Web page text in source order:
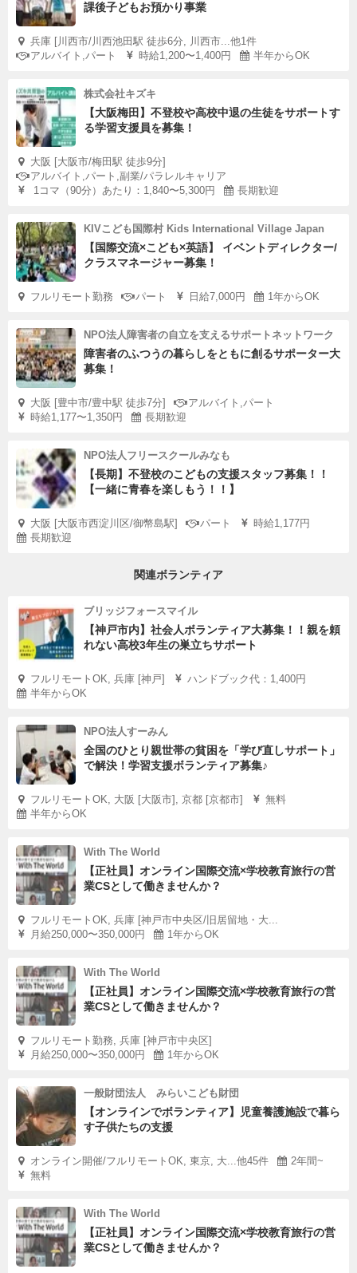
課後子どもお預かり事業
兵庫 [川西市/川西池田駅 徒歩6分, 川西市...他1件
アルバイト,パート
時給1,200〜1,400円 半年からOK
株式会社キズキ
【大阪梅田】不登校や高校中退の生徒をサポートす
る学習支援員を募集！
大阪 [大阪市/梅田駅 徒歩9分]
アルバイト,パート,副業/パラレルキャリア
1コマ（90分）あたり：1,840〜5,300円
長期歓迎
KIVこども国際村 Kids International Village Japan
【国際交流×こども×英語】 イベントディレクター/
クラスマネージャー募集！
フルリモート勤務 パート 日給7,000円 1年からOK
NPO法人障害者の自立を支えるサポートネットワーク
障害者のふつうの暮らしをともに創るサポーター大
募集！
大阪 [豊中市/豊中駅 徒歩7分]
アルバイト,パート
時給1,177〜1,350円
長期歓迎
NPO法人フリースクールみなも
【長期】不登校のこどもの支援スタッフ募集！！
【一緒に青春を楽しもう！！】
大阪 [大阪市西淀川区/御幣島駅] パート
時給1,177円
長期歓迎
関連ボランティア
ブリッジフォースマイル
【神戸市内】社会人ボランティア大募集！！親を頼
れない高校3年生の巣立ちサポート
フルリモートOK, 兵庫 [神戸]
ハンドブック代：1,400円
半年からOK
NPO法人すーみん
全国のひとり親世帯の貧困を「学び直しサポート」
で解決！学習支援ボランティア募集♪
フルリモートOK, 大阪 [大阪市], 京都 [京都市]
無料
半年からOK
With The World
【正社員】オンライン国際交流×学校教育旅行の営
業CSとして働きませんか？
フルリモートOK, 兵庫 [神戸市中央区/旧居留地・大...
月給250,000〜350,000円
1年からOK
With The World
【正社員】オンライン国際交流×学校教育旅行の営
業CSとして働きませんか？
フルリモート勤務, 兵庫 [神戸市中央区]
月給250,000〜350,000円
1年からOK
一般財団法人 みらいこども財団
【オンラインでボランティア】児童養護施設で暮ら
す子供たちの支援
オンライン開催/フルリモートOK, 東京, 大...他45件
2年間~
無料
With The World
【正社員】オンライン国際交流×学校教育旅行の営
業CSとして働きませんか？